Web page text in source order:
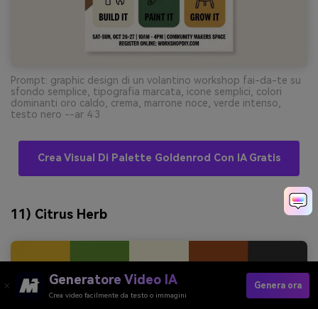
Prompt: graphic design di un volantino workshop fai-da-te su
sfondo semplice, tipografia marcata, icone semplici, colori
dominanti oro caldo, crema, marrone noce, verde intenso,
testo nero --ar 4:3
Crea Visual Di Palette Goldenrod Con IA Gratis
11) Citrus Herb
Generatore Video IA
Crea video facilmente da testo o immagini
Genera ora